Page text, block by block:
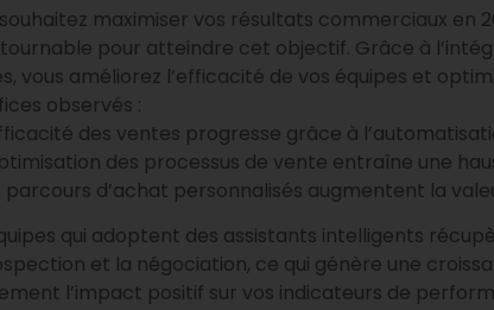
maximiser vos résultats commerciaux en
pour atteindre cet objectif. Grâce à
vous améliorez l’efficacité de vos équipes et
observés :
des ventes progresse grâce à
des processus de vente entraîne une
parcours d’achat personnalisés augmentent la
qui adoptent des assistants intelligents
et la négociation, ce qui génère une
l’impact positif sur vos indicateurs de